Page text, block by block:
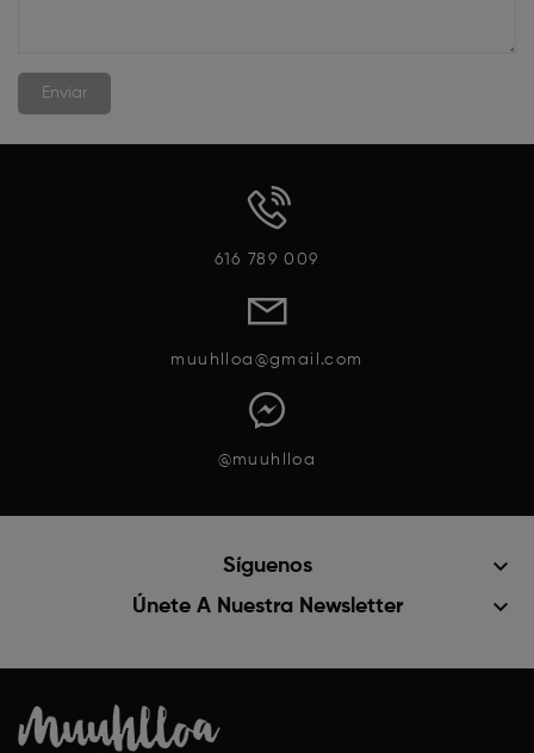
616 789 009
muuhlloa@gmail.com
@muuhlloa
Síguenos keyboard_arrow_down
Únete A Nuestra Newsletter keyboard_arrow_down